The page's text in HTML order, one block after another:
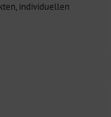
individuellen